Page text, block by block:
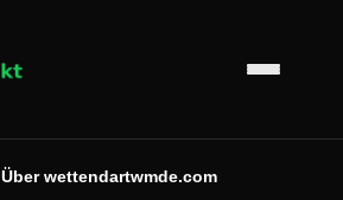
Über wettendartwmde.com